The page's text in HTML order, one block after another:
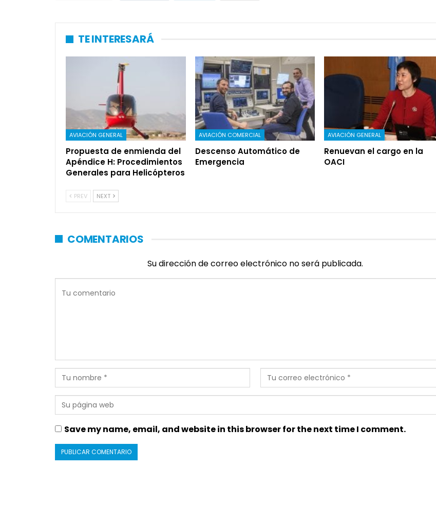
TE INTERESARÁ
AVIACIÓN GENERAL
Propuesta de enmienda del
Apéndice H: Procedimientos
Generales para Helicópteros
AVIACIÓN COMERCIAL
Descenso Automático de
Emergencia
AVIACIÓN GENERAL
Renuevan el cargo en la
OACI
PREV NEXT
COMENTARIOS
Su dirección de correo electrónico no será publicada.
Save my name, email, and website in this browser for the next time I comment.